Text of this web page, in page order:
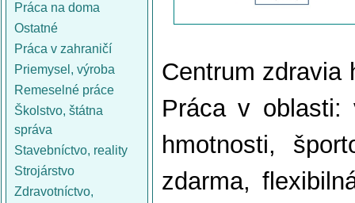
Práca na doma
Ostatné
Práca v zahraničí
Priemysel, výroba
Remeselné práce
Školstvo, štátna
správa
Stavebníctvo, reality
Strojárstvo
Zdravotníctvo,
Centrum zdravia
Práca v oblasti:
hmotnosti,
zdarma,